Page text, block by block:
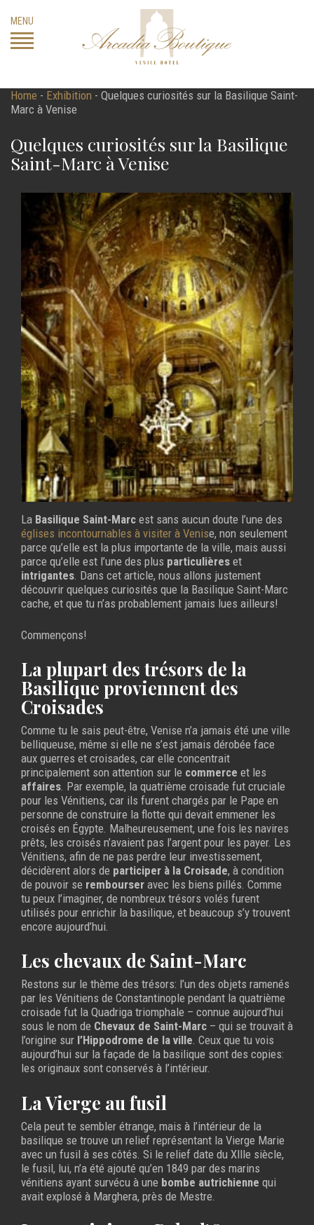
content
MENU
Home - Exhibition - Quelques curiosités sur la Basilique Saint-
Marc à Venise
Quelques curiosités sur la Basilique
Saint-Marc à Venise
La Basilique Saint-Marc est sans aucun doute l’une des
églises incontournables à visiter à Venise, non seulement
parce qu’elle est la plus importante de la ville, mais aussi
parce qu’elle est l’une des plus particulières et
intrigantes . Dans cet article, nous allons justement
découvrir quelques curiosités que la Basilique Saint-Marc
cache, et que tu n’as probablement jamais lues ailleurs!
Commençons!
La plupart des trésors de la
Basilique proviennent des
Croisades
Comme tu le sais peut-être, Venise n’a jamais été une ville
belliqueuse, même si elle ne s’est jamais dérobée face
aux guerres et croisades, car elle concentrait
principalement son attention sur le commerce et les
affaires. Par exemple, la quatrième croisade fut cruciale
pour les Vénitiens, car ils furent chargés par le Pape en
personne de construire la flotte qui devait emmener les
croisés en Égypte. Malheureusement, une fois les navires
prêts, les croisés n’avaient pas l’argent pour les payer. Les
Vénitiens, afin de ne pas perdre leur investissement,
décidèrent alors de participer à la Croisade, à condition
de pouvoir se rembourser avec les biens pillés. Comme
tu peux l’imaginer, de nombreux trésors volés furent
utilisés pour enrichir la basilique, et beaucoup s’y trouvent
encore aujourd’hui.
Les chevaux de Saint-Marc
Restons sur le thème des trésors: l’un des objets ramenés
par les Vénitiens de Constantinople pendant la quatrième
croisade fut la Quadriga triomphale – connue aujourd’hui
sous le nom de Chevaux de Saint-Marc – qui se trouvait à
l’origine sur l’Hippodrome de la ville. Ceux que tu vois
aujourd’hui sur la façade de la basilique sont des copies:
les originaux sont conservés à l’intérieur.
La Vierge au fusil
Cela peut te sembler étrange, mais à l’intérieur de la
basilique se trouve un relief représentant la Vierge Marie
avec un fusil à ses côtés. Si le relief date du XIIIe siècle,
le fusil, lui, n’a été ajouté qu’en 1849 par des marins
vénitiens ayant survécu à une bombe autrichienne qui
avait explosé à Marghera, près de Mestre.